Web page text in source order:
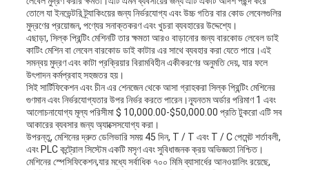
তোলে যা ইনভেন্টরি ট্র্যাকিংয়ের জন্য নির্ভরযোগ্য এবং উচ্চ গতির বার কোড লেবেলগুলির
মুদ্রণের প্রয়োজন, পণ্যের সনাক্তকরণ এবং খুচরা ব্যবহারের উদ্দেশ্যে।
এছাড়া, সিল্ক প্রিন্টিং মেশিনটি তার ক্ষমতা আরও বাড়ানোর জন্য বারকোড লেবেল ডাই
কাটিং মেশিন বা লেবেল বারকোড ডাই কাটার এর সাথে ব্যবহার করা যেতে পারে।এই
সমন্বয় মুদ্রণ এবং কাটা প্রক্রিয়ার বিরামবিহীন একীকরণের অনুমতি দেয়, যার ফলে
উৎপাদন কর্মপ্রবাহ সহজতর হয়।
সিই সার্টিফিকেশন এবং চীন এর শেনজেন থেকে আসা গ্রাহকরা সিল্ক প্রিন্টিং মেশিনের
গুণমান এবং নির্ভরযোগ্যতার উপর নির্ভর করতে পারেন।ন্যূনতম অর্ডার পরিমাণ 1 এবং
আলোচনাযোগ্য মূল্য পরিসীমা $ 10,000.00-$50,000.00 প্রতি টুকরো এটি সব
আকারের ব্যবসার জন্য অ্যাক্সেসযোগ্য করা।
উপরন্তু, মেশিনের দ্রুত ডেলিভারি সময় 45 দিন, T / T এবং T / C পেমেন্ট শর্তাবলী,
এবং PLC কন্ট্রোল সিস্টেম একটি মসৃণ এবং সুবিধাজনক ক্রয় অভিজ্ঞতা নিশ্চিত।
মেশিনের স্পেসিফিকেশন,যার মধ্যে সর্বাধিক ৭০০ মিমি ব্যাসার্ধের আনওয়ালিং রয়েছে,